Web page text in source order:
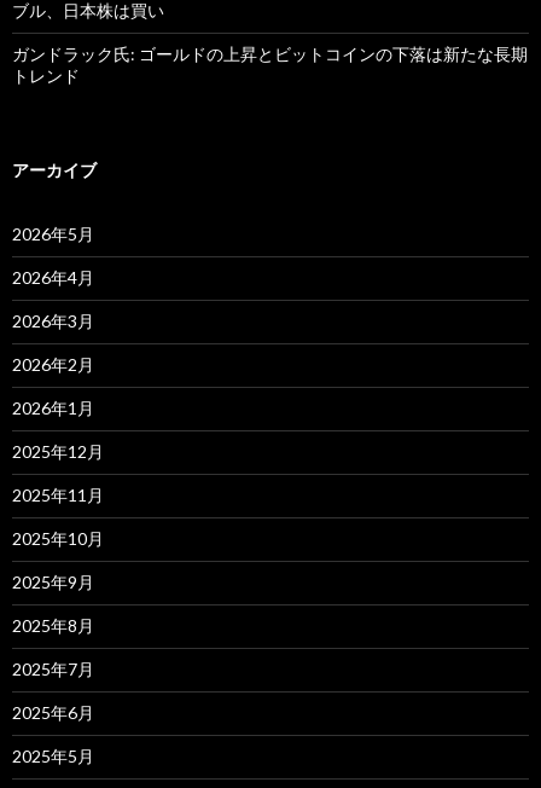
ブル、日本株は買い
ガンドラック氏: ゴールドの上昇とビットコインの下落は新たな長期
トレンド
アーカイブ
2026年5月
2026年4月
2026年3月
2026年2月
2026年1月
2025年12月
2025年11月
2025年10月
2025年9月
2025年8月
2025年7月
2025年6月
2025年5月